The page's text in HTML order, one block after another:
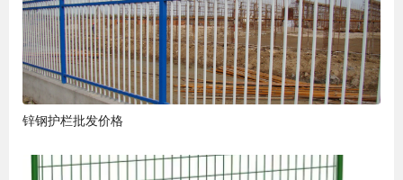
锌钢护栏批发价格